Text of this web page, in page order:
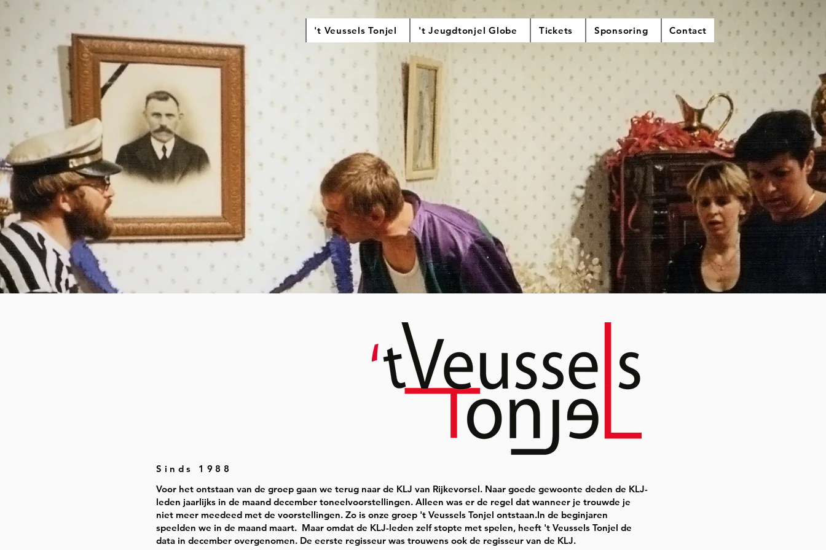
't Veussels Tonjel 't Jeugdtonjel Globe Tickets Sponsoring Contact
Sinds 1988
Voor het ontstaan van de groep gaan we terug naar de KLJ van Rijkevorsel. Naar goede gewoonte deden de KLJ-
leden jaarlijks in de maand december toneelvoorstellingen. Alleen was er de regel dat wanneer je trouwde je
niet meer meedeed met de voorstellingen. Zo is onze groep 't Veussels Tonjel ontstaan.In de beginjaren
speelden we in de maand maart. Maar omdat de KLJ-leden zelf stopte met spelen, heeft 't Veussels Tonjel de
data in december overgenomen. De eerste regisseur was trouwens ook de regisseur van de KLJ.